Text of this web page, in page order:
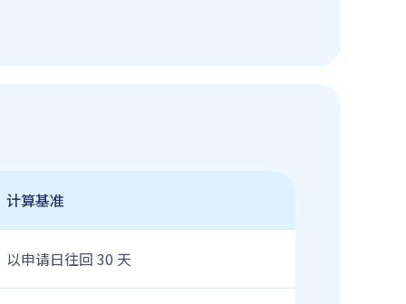
计算基准
以申请日往回 30 天